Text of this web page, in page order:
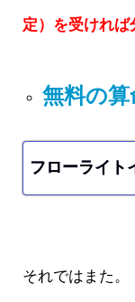
定）を受ければ
無料の
フローライト
それではまた。